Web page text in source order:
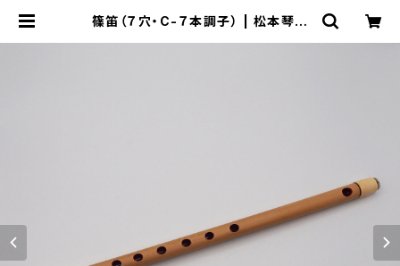
篠笛（７穴・C-７本調子） | 松本琴光